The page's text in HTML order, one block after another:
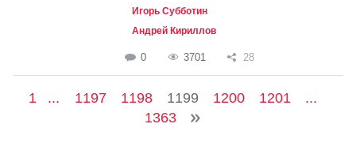
Игорь Субботин
Андрей Кириллов
0 3701 28
1 ... 1197 1198 1199 1200 1201
...
1363